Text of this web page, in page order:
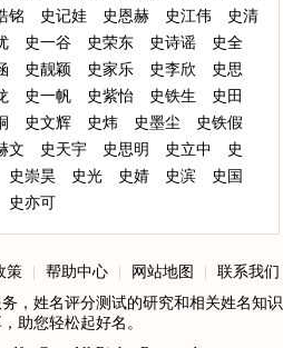
铭 史记娃 史恩赫 史江伟
史清
史一谷 史荣东 史诗谣
史全
史靓颖 史家乐 史李欣
史思
史一帆 史紫怡 史铁生
史田
史文辉 史炜 史墨尘
史铁假
文 史天宇 史思明 史立中
史
史崇昊 史光 史婧 史滨
史国
史亦可
策 帮助中心 网站地图
联系我们
，姓名评分测试的研究和相关姓名知识
助您轻松起好名。